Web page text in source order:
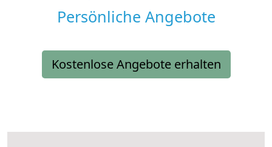
Persönliche Angebote
Kostenlose Angebote erhalten